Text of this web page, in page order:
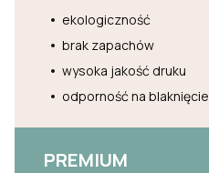
ekologiczność
brak zapachów
wysoka jakość druku
odporność na blaknięcie
PREMIUM